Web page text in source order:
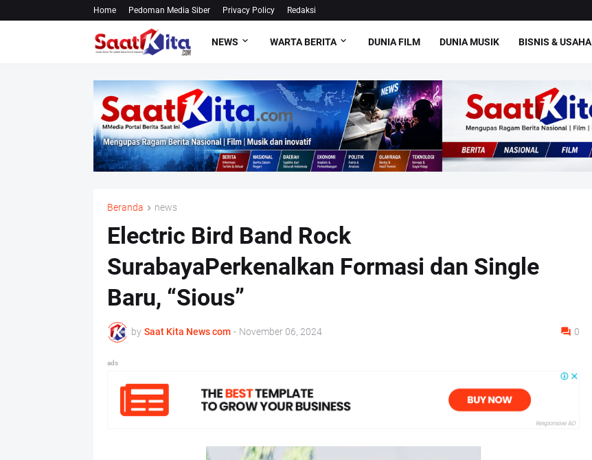
Home Pedoman Media Siber Privacy Policy Redaksi
NEWS WARTA BERITA DUNIA FILM DUNIA MUSIK BISNIS & USAHA
Beranda news
Electric Bird Band Rock
SurabayaPerkenalkan Formasi dan Single
Baru, “Sious”
by Saat Kita News com - November 06, 2024 0
ads